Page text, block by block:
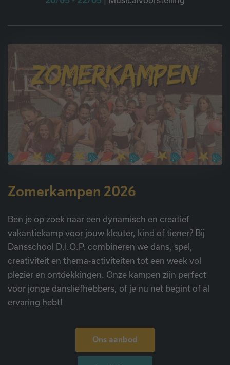
Zomerkampen 2026
Ben je op zoek naar een dynamisch en creatief
vakantiekamp voor jouw kleuter, kind of tiener? Bij
Dansschool D.I.O.P. combineren we dans, spel,
creativiteit en thema-activiteiten tot een week vol
plezier en ontdekkingen. Onze kampen zijn perfect
voor jonge dansliefhebbers, of je nu net begint of al
ervaring hebt!
Ons aanbod